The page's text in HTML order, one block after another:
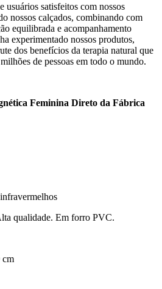
usuários satisfeitos com nossos
nossos calçados, combinando com
equilibrada e acompanhamento
experimentado nossos produtos,
dos benefícios da terapia natural que
de pessoas em todo o mundo.
Feminina Direto da Fábrica
qualidade. Em forro PVC.
cm